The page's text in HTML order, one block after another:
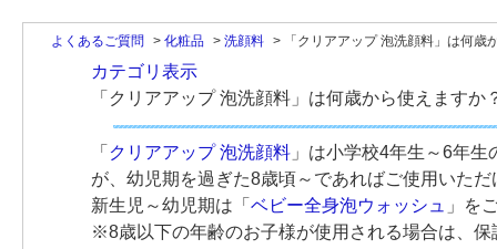
よくあるご質問 > 化粧品 > 洗顔料 > 「クリアアップ 泡洗顔料」は何歳
カテゴリ表示
「クリアアップ 泡洗顔料」は何歳から使えますか
「 クリアアップ 泡洗顔料」は小学校4年生～6年生
が、幼児期を過ぎた8歳頃～であればご使用いただ
新生児～幼児期は「 ベビー全身泡ウォッシュ
」を
※8歳以下の年齢のお子様が使用される場合は、